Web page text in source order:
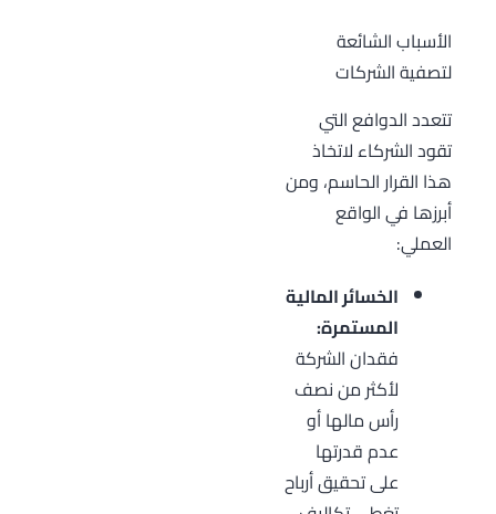
الأسباب الشائعة
لتصفية الشركات
تتعدد الدوافع التي
تقود الشركاء لاتخاذ
هذا القرار الحاسم، ومن
أبرزها في الواقع
العملي:
الخسائر المالية
المستمرة:
فقدان الشركة
لأكثر من نصف
رأس مالها أو
عدم قدرتها
على تحقيق أرباح